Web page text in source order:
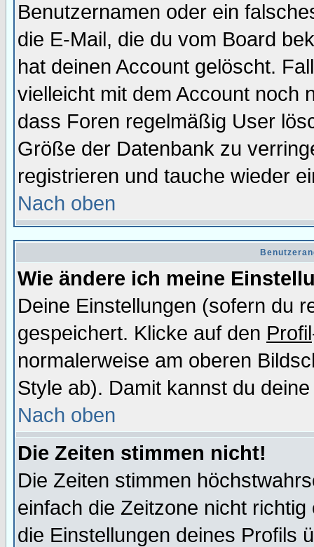
Benutzernamen oder ein
die E-Mail, die du vom Board
hat deinen Account gelöscht.
vielleicht mit dem Account noch
dass Foren regelmäßig User
Größe der Datenbank zu
registrieren und tauche wieder
Nach oben
Wie ändere ich meine
Deine Einstellungen (sofern du
gespeichert. Klicke auf den Profil
normalerweise am oberen
Style ab). Damit kannst du
Nach oben
Die Zeiten stimmen nicht!
Die Zeiten stimmen
einfach die Zeitzone nicht
die Einstellungen deines Profils